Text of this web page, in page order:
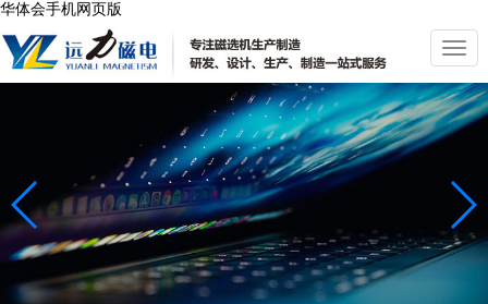
华体会手机网页版
切
换
导
航